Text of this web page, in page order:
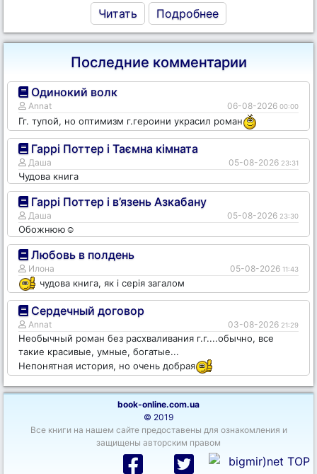
Читать Подробнее
Последние комментарии
Одинокий волк
Annat 06-08-2026 00:00
Гг. тупой, но оптимизм г.героини украсил роман
Гаррі Поттер і Таємна кімната
Даша 05-08-2026 23:31
Чудова книга
Гаррі Поттер і в’язень Азкабану
Даша 05-08-2026 23:30
Обожнюю☺️
Любовь в полдень
Илона 05-08-2026 11:43
чудова книга, як і серія загалом
Сердечный договор
Annat 03-08-2026 21:29
Необычный роман без расхваливания г.г....обычно, все
такие красивые, умные, богатые...
Непонятная история, но очень добрая
book-online.com.ua
© 2019
Все книги на нашем сайте предоставены для ознакомления и
защищены авторским правом